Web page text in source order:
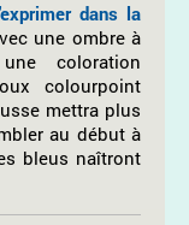
dans la
une ombre à
coloration
colourpoint
mettra plus
au début à
bleus naîtront